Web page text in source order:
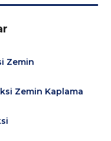
Zemin
Zemin Kaplama